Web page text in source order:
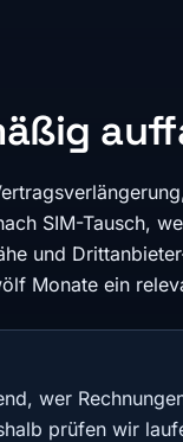
SIM-Tausch,
und
Monate ein
wer
prüfen wir